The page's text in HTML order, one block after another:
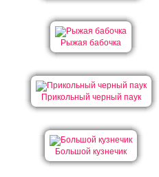
Рыжая бабочка
Прикольный черный паук
Большой кузнечик